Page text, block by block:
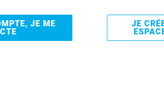
JE ME
JE